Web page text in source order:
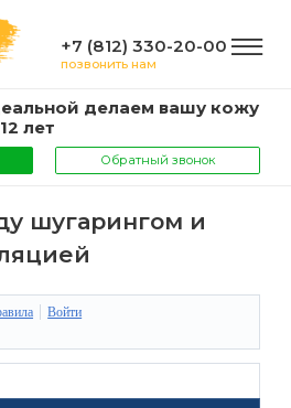
+7 (812) 330-20-00
позвонить нам
делаем вашу кожу
лет
Обратный звонок
шугарингом и
Войти